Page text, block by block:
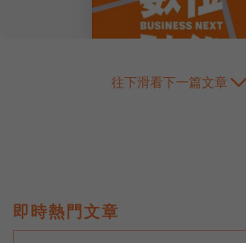
往下滑看下一篇文章
即時熱門文章